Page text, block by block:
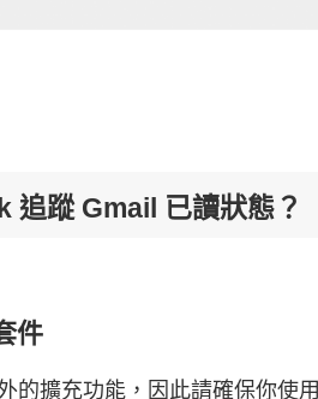
追蹤 Gmail 已讀狀態？
件
的擴充功能，因此請確保你使用